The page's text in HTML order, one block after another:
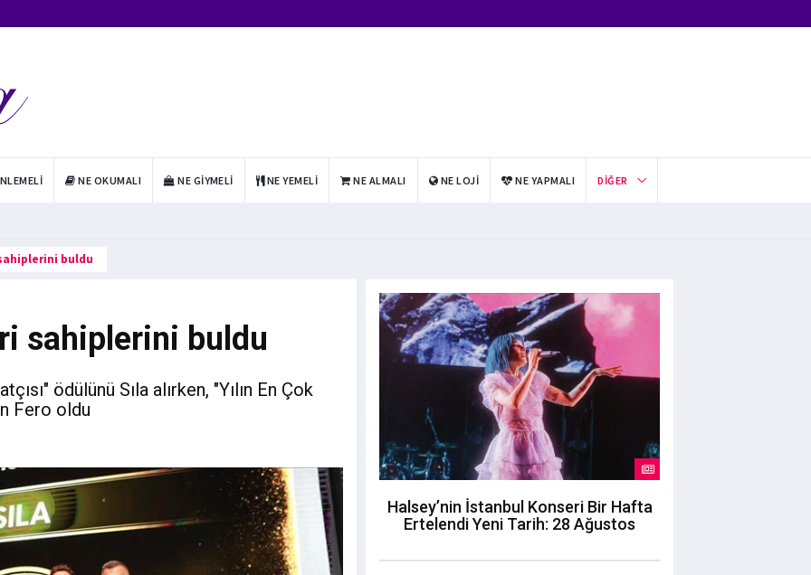
NE OKUMALI NE GIYMELI NE YEMELI NE ALMALI NE LOJI NE YAPMALI DIĞER
buldu
sahiplerini buldu
ödülünü Sıla alırken, "Yılın En Çok
Fero oldu
Halsey’nin İstanbul Konseri Bir Hafta
Ertelendi Yeni Tarih: 28 Ağustos